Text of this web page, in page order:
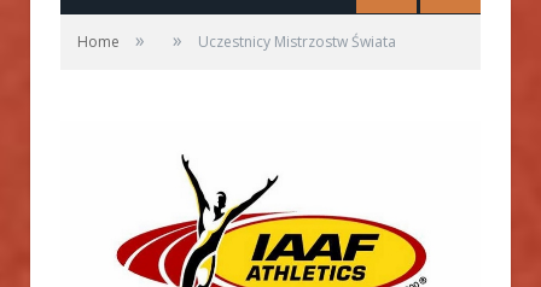
Home » » Uczestnicy Mistrzostw Świata